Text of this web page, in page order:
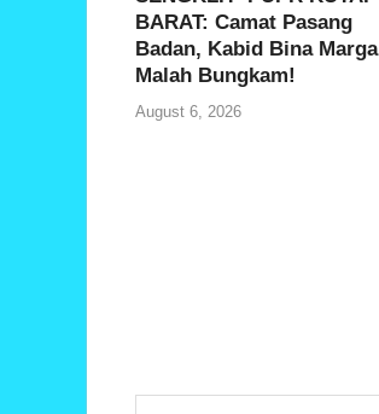
k
BARAT: Camat Pasang
Badan, Kabid Bina Marga
Malah Bungkam!
August 6, 2026